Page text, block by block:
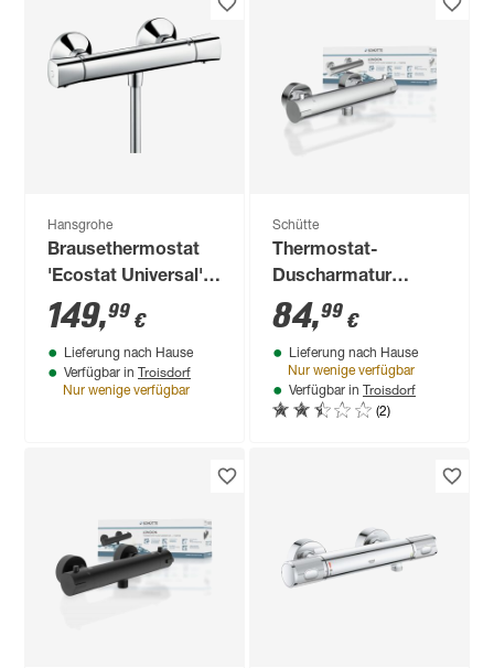
Hansgrohe
Brausethermostat
'Ecostat Universal'
chromfarben
149,99 €
Lieferung nach Hause
Verfügbar in Troisdorf
Nur wenige verfügbar
Schütte
Thermostat-
Duscharmatur
'London'
chromfarben
84,99 €
Lieferung nach Hause
Nur wenige verfügbar
Verfügbar in Troisdorf
(2)